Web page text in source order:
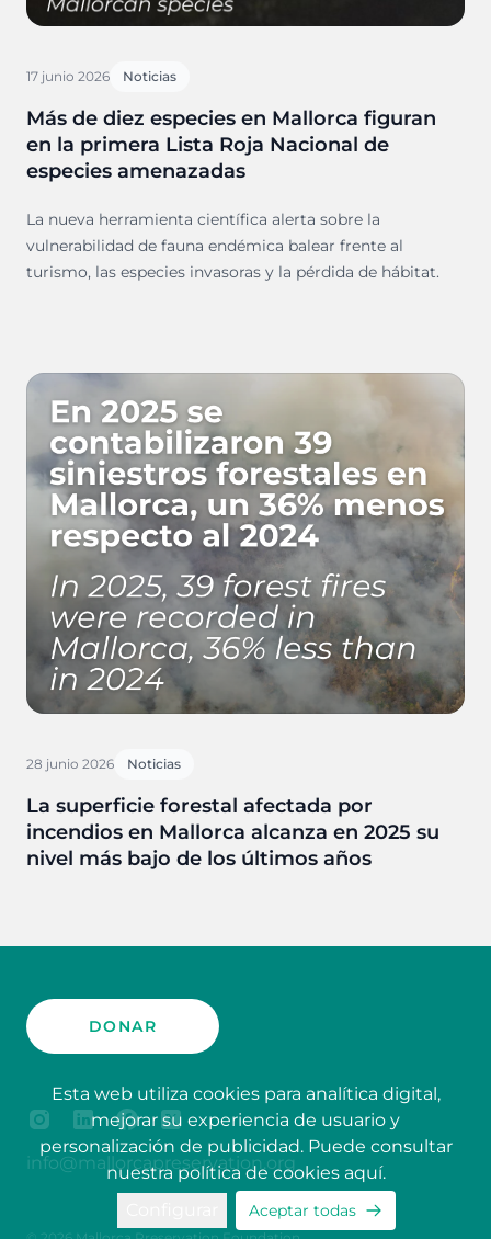
17 junio 2026 Noticias
Más de diez especies en Mallorca figuran
en la primera Lista Roja Nacional de
especies amenazadas
La nueva herramienta científica alerta sobre la
vulnerabilidad de fauna endémica balear frente al
turismo, las especies invasoras y la pérdida de hábitat.
28 junio 2026 Noticias
La superficie forestal afectada por
incendios en Mallorca alcanza en 2025 su
nivel más bajo de los últimos años
DONAR
info@mallorcapreservation.org
Esta web utiliza cookies para analítica digital,
mejorar su experiencia de usuario y
personalización de publicidad. Puede consultar
nuestra política de cookies aquí.
Aceptar todas